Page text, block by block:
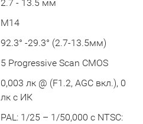
2.7 - 13.5 мм
М14
92.3° -29.3° (2.7-13.5мм)
5 Progressive Scan CMOS
0,003 лк @ (F1.2, AGC вкл.), 0
лк с ИК
PAL: 1/25 – 1/50,000 с NTSC: